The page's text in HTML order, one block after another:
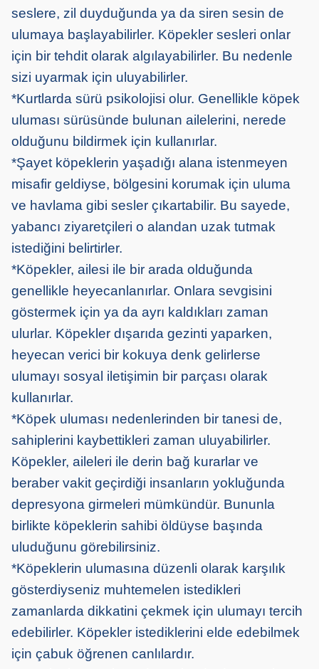
seslere, zil duyduğunda ya da siren sesin de
ulumaya başlayabilirler. Köpekler sesleri onlar
için bir tehdit olarak algılayabilirler. Bu nedenle
sizi uyarmak için uluyabilirler.
*Kurtlarda sürü psikolojisi olur. Genellikle köpek
uluması sürüsünde bulunan ailelerini, nerede
olduğunu bildirmek için kullanırlar.
*Şayet köpeklerin yaşadığı alana istenmeyen
misafir geldiyse, bölgesini korumak için uluma
ve havlama gibi sesler çıkartabilir. Bu sayede,
yabancı ziyaretçileri o alandan uzak tutmak
istediğini belirtirler.
*Köpekler, ailesi ile bir arada olduğunda
genellikle heyecanlanırlar. Onlara sevgisini
göstermek için ya da ayrı kaldıkları zaman
ulurlar. Köpekler dışarıda gezinti yaparken,
heyecan verici bir kokuya denk gelirlerse
ulumayı sosyal iletişimin bir parçası olarak
kullanırlar.
*Köpek uluması nedenlerinden bir tanesi de,
sahiplerini kaybettikleri zaman uluyabilirler.
Köpekler, aileleri ile derin bağ kurarlar ve
beraber vakit geçirdiği insanların yokluğunda
depresyona girmeleri mümkündür. Bununla
birlikte köpeklerin sahibi öldüyse başında
uluduğunu görebilirsiniz.
*Köpeklerin ulumasına düzenli olarak karşılık
gösterdiyseniz muhtemelen istedikleri
zamanlarda dikkatini çekmek için ulumayı tercih
edebilirler. Köpekler istediklerini elde edebilmek
için çabuk öğrenen canlılardır.